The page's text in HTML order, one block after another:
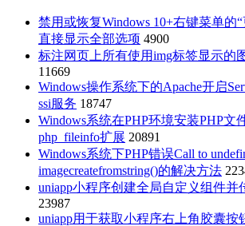
禁用或恢复Windows 10+右键菜单的
直接显示全部选项 4900
标注网页上所有使用img标签显示的
11669
Windows操作系统下的Apache开启
ssi服务 18747
Windows系统在PHP环境安装PHP文
php_fileinfo扩展 20891
Windows系统下PHP错误Call to
imagecreatefromstring()的解决方法
uniapp小程序创建全局自定义组件并
23987
uniapp用于获取小程序右上角胶囊按